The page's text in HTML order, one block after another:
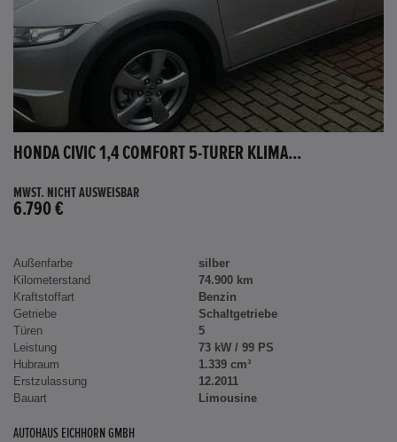
HONDA CIVIC 1,4 COMFORT 5-TÜRER KLIMA...
MWST. NICHT AUSWEISBAR
6.790 €
Außenfarbe
silber
Kilometerstand
74.900 km
Kraftstoffart
Benzin
Getriebe
Schaltgetriebe
Türen
5
Leistung
73 kW / 99 PS
Hubraum
1.339 cm³
Erstzulassung
12.2011
Bauart
Limousine
AUTOHAUS EICHHORN GMBH